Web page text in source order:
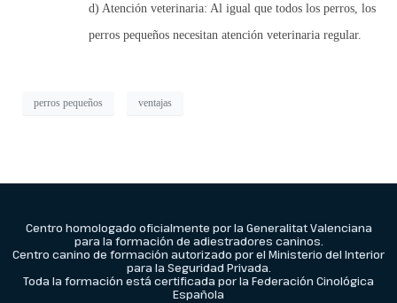
d) Atención veterinaria: Al igual que todos los perros, los
perros pequeños necesitan atención veterinaria regular.
perros pequeños ventajas
Centro homologado oficialmente por la Generalitat Valenciana
para la formación de adiestradores caninos.
Centro canino de formación autorizado por el Ministerio del Interior
para la Seguridad Privada.
Toda la formación está certificada por la Federación Cinológica
Española